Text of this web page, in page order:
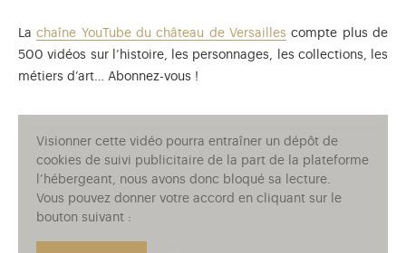
Lachaîne YouTube du château de Versailles compte plus de
500 vidéos sur l’histoire, les personnages, les collections, les
métiers d’art… Abonnez-vous !
Visionner cette vidéo pourra entraîner un dépôt de
cookies de suivi publicitaire de la part de la plateforme
l’hébergeant, nous avons donc bloqué sa lecture.
Vous pouvez donner votre accord en cliquant sur le
bouton suivant :